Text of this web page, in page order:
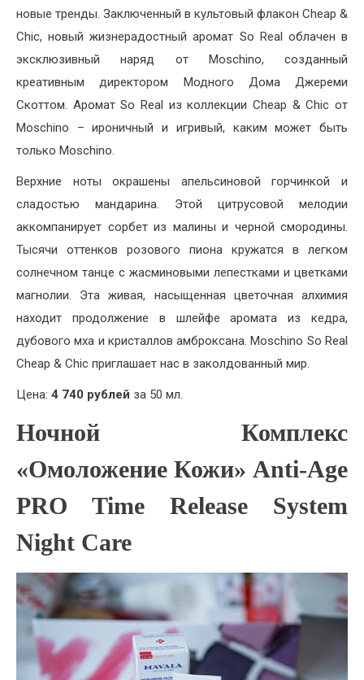
новые тренды. Заключенный в культовый флакон Cheap &
Chic, новый жизнерадостный аромат So Real облачен в
эксклюзивный наряд от Moschino, созданный
креативным директором Модного Дома Джереми
Скоттом. Аромат So Real из коллекции Cheap & Chic от
Moschino – ироничный и игривый, каким может быть
только Moschino.
Верхние ноты окрашены апельсиновой горчинкой и
сладостью мандарина. Этой цитрусовой мелодии
аккомпанирует сорбет из малины и черной смородины.
Тысячи оттенков розового пиона кружатся в легком
солнечном танце с жасминовыми лепестками и цветками
магнолии. Эта живая, насыщенная цветочная алхимия
находит продолжение в шлейфе аромата из кедра,
дубового мха и кристаллов амброксана. Moschino So Real
Cheap & Chic приглашает нас в заколдованный мир.
Цена: 4 740 рублей за 50 мл.
Ночной Комплекс
«Омоложение Кожи» Anti-Age
PRO Time Release System
Night Care